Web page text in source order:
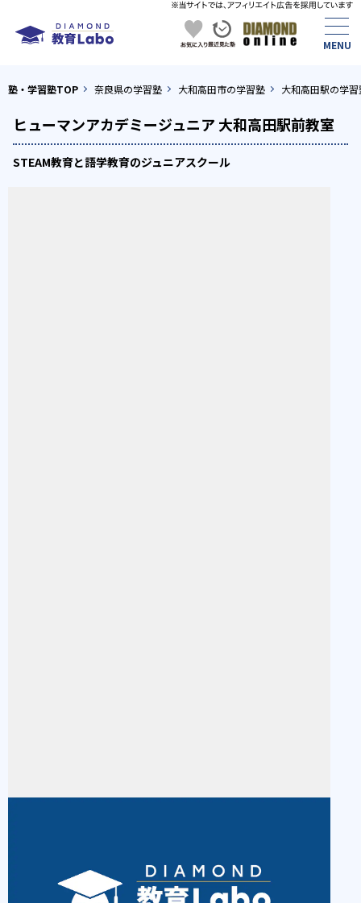
塾・学習塾TOP 奈良県の学習塾 大和高田市の学習塾 大和高田駅の学習
ヒューマンアカデミージュニア 大和高田駅前教室
STEAM教育と語学教育のジュニアスクール